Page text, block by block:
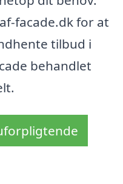
facade.dk for at
tilbud i
behandlet